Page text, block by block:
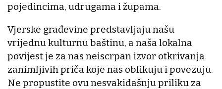
pojedincima, udrugama i župama.
Vjerske građevine predstavljaju našu
vrijednu kulturnu baštinu, a naša lokalna
povijest je za nas neiscrpan izvor otkrivanja
zanimljivih priča koje nas oblikuju i povezuju.
Ne propustite ovu nesvakidašnju priliku za